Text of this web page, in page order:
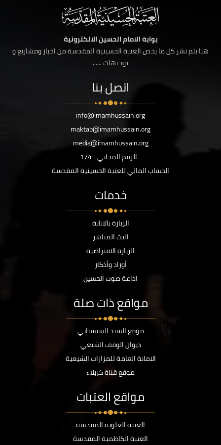
بوابة الامام الحسين الالكترونية
هنا يتم نشر كل ما يخص العتبة الحسينية المقدسة من اخبار ومشاريع و
توجيهات ......
اتصل بنا
info@imamhussain.org
maktab@imamhussain.org
media@imamhussain.org
الرقم المجاني 174
الحساب المالي للعتبة الحسينية المقدسة
خدمات
الزيارة بالانابة
البث المباشر
الزيارة الافتراضية
أوراد وأذكار
اذاعة صوت الحسين
مواقع ذات صلة
موقع السيد السيستاني
ديوان الوقف الشيعي
الامانة العامة للمزارات الشيعية
موقع قناة كربلاء
مواقع العتبات
العتبة العلوية المقدسة
العتبة الكاظمية المقدسة